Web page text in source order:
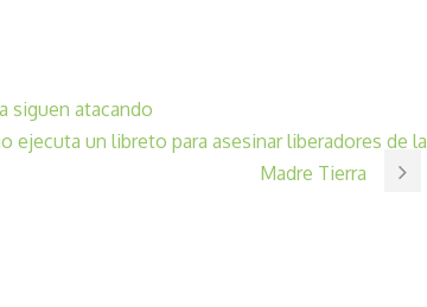
siguen atacando
ejecuta un libreto para asesinar liberadores de la
Madre Tierra